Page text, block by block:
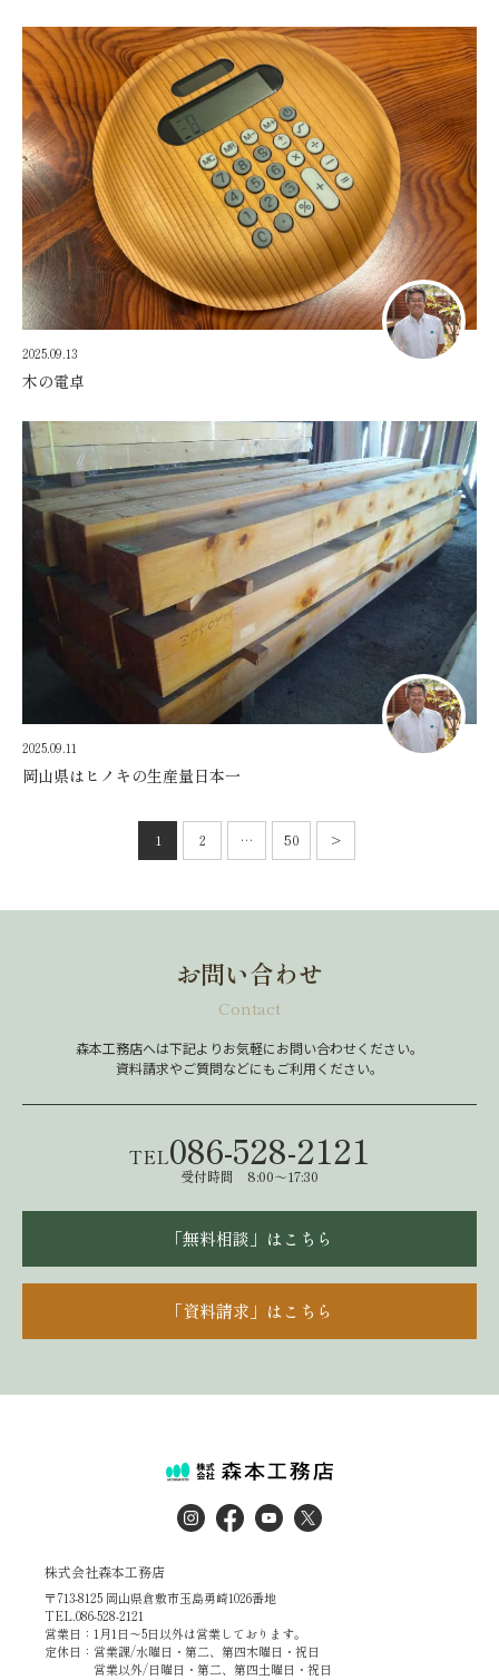
2025.09.13
木の電卓
2025.09.11
岡山県はヒノキの生産量日本一
投
ペ
送
1 2 … 50 >
次
へ
お問い合わせ
Contact
森本工務店へは下記よりお気軽にお問い合わせください。
資料請求やご質問などにもご利用ください。
TEL086-528-2121
受付時間 8:00～17:30
「無料相談」はこちら
「資料請求」はこちら
株式会社森本工務店
〒713-8125 岡山県倉敷市玉島勇崎1026番地
TEL.086-528-2121
営業日：1月1日～5日以外は営業しております。
定休日：営業課/水曜日・第二、第四木曜日・祝日
営業以外/日曜日・第二、第四土曜日・祝日